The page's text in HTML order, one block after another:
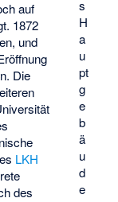
s
H
a
u
pt
g
e
b
ä
u
d
e
auf
1872
und
Die
LKH
des